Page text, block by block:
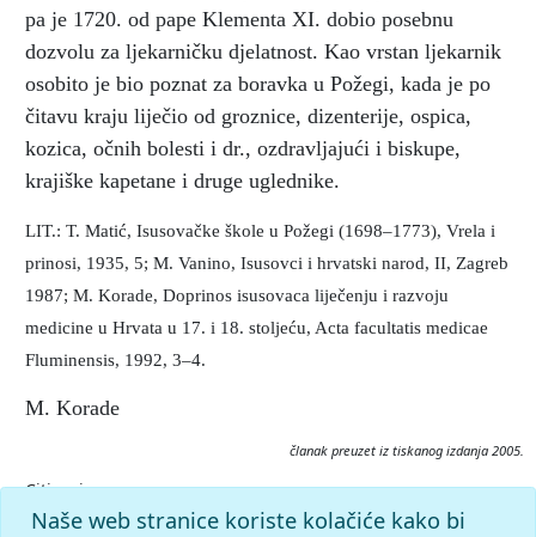
pa je 1720. od pape Klementa XI. dobio posebnu
dozvolu za ljekarničku djelatnost. Kao vrstan ljekarnik
osobito je bio poznat za boravka u Požegi, kada je po
čitavu kraju liječio od groznice, dizenterije, ospica,
kozica, očnih bolesti i dr., ozdravljajući i biskupe,
krajiške kapetane i druge uglednike.
LIT.: T. Matić, Isusovačke škole u Požegi (1698–1773), Vrela i
prinosi, 1935, 5; M. Vanino, Isusovci i hrvatski narod, II, Zagreb
1987; M. Korade, Doprinos isusovaca liječenju i razvoju
medicine u Hrvata u 17. i 18. stoljeću, Acta facultatis medicae
Fluminensis, 1992, 3–4.
M. Korade
članak preuzet iz tiskanog izdanja 2005.
Citiranje:
Rovis, Franjo Ksaver.Istarska enciklopedija (2005), mrežno
Naše web stranice koriste kolačiće kako bi